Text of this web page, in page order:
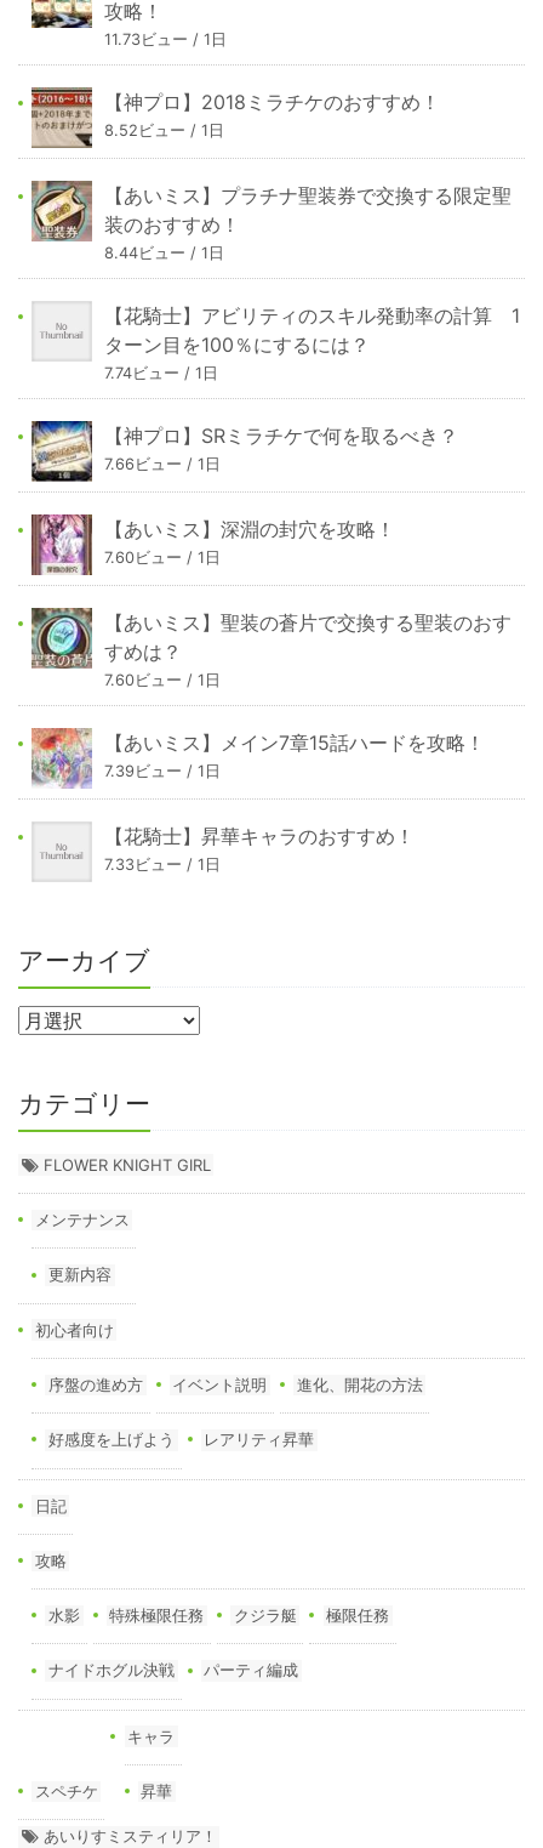
攻略！
11.73ビュー / 1日
【神プロ】2018ミラチケのおすすめ！
8.52ビュー / 1日
【あいミス】プラチナ聖装券で交換する限定聖
装のおすすめ！
8.44ビュー / 1日
【花騎士】アビリティのスキル発動率の計算 1
ターン目を100％にするには？
7.74ビュー / 1日
【神プロ】SRミラチケで何を取るべき？
7.66ビュー / 1日
【あいミス】深淵の封穴を攻略！
7.60ビュー / 1日
【あいミス】聖装の蒼片で交換する聖装のおす
すめは？
7.60ビュー / 1日
【あいミス】メイン7章15話ハードを攻略！
7.39ビュー / 1日
【花騎士】昇華キャラのおすすめ！
7.33ビュー / 1日
アーカイブ
カテゴリー
FLOWER KNIGHT GIRL
メンテナンス
更新内容
初心者向け
序盤の進め方 イベント説明 進化、開花の方法
好感度を上げよう レアリティ昇華
日記
攻略
水影 特殊極限任務 クジラ艇 極限任務
ナイドホグル決戦 パーティ編成
スペチケ
キャラ
昇華
あいりすミスティリア！